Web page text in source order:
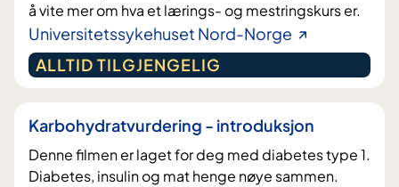
å vite mer om hva et lærings- og mestringskurs er.
Universitetssykehuset Nord-Norge
ALLTID TILGJENGELIG
Karbohydratvurdering - introduksjon
Denne filmen er laget for deg med diabetes type 1.
Diabetes, insulin og mat henge nøye sammen.